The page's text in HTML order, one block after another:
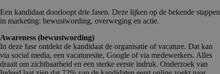
Een kandidaat doorloopt drie fasen. Deze lijken op de bekende stappen
in marketing: bewustwording, overweging en actie.
Awareness (bewustwording)
In deze fase ontdekt de kandidaat de organisatie of vacature. Dat kan
via social media, een vacaturesite, Google of via medewerkers. Alles
draait om zichtbaarheid en een sterke eerste indruk. Onderzoek van